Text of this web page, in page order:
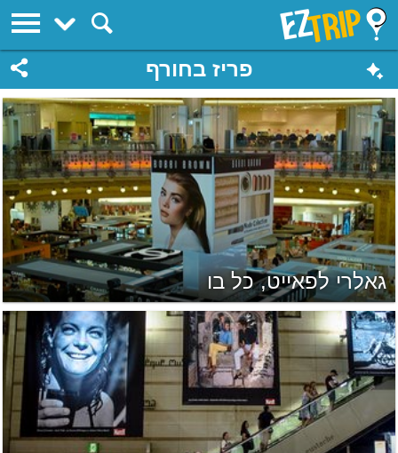
EZTrip
פריז בחורף
גאלרי לפאייט, כל בו